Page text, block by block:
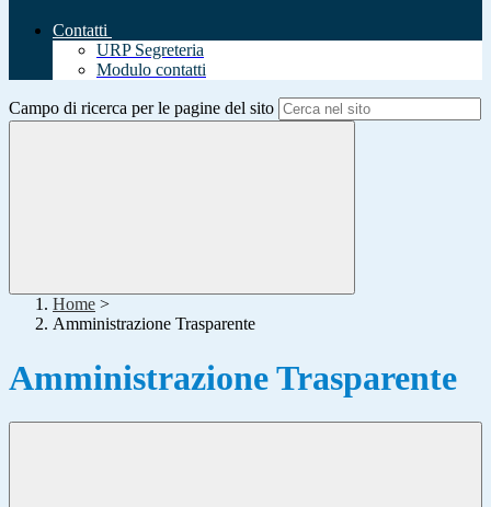
Contatti
URP Segreteria
Modulo contatti
Campo di ricerca per le pagine del sito
Home >
Amministrazione Trasparente
Amministrazione Trasparente